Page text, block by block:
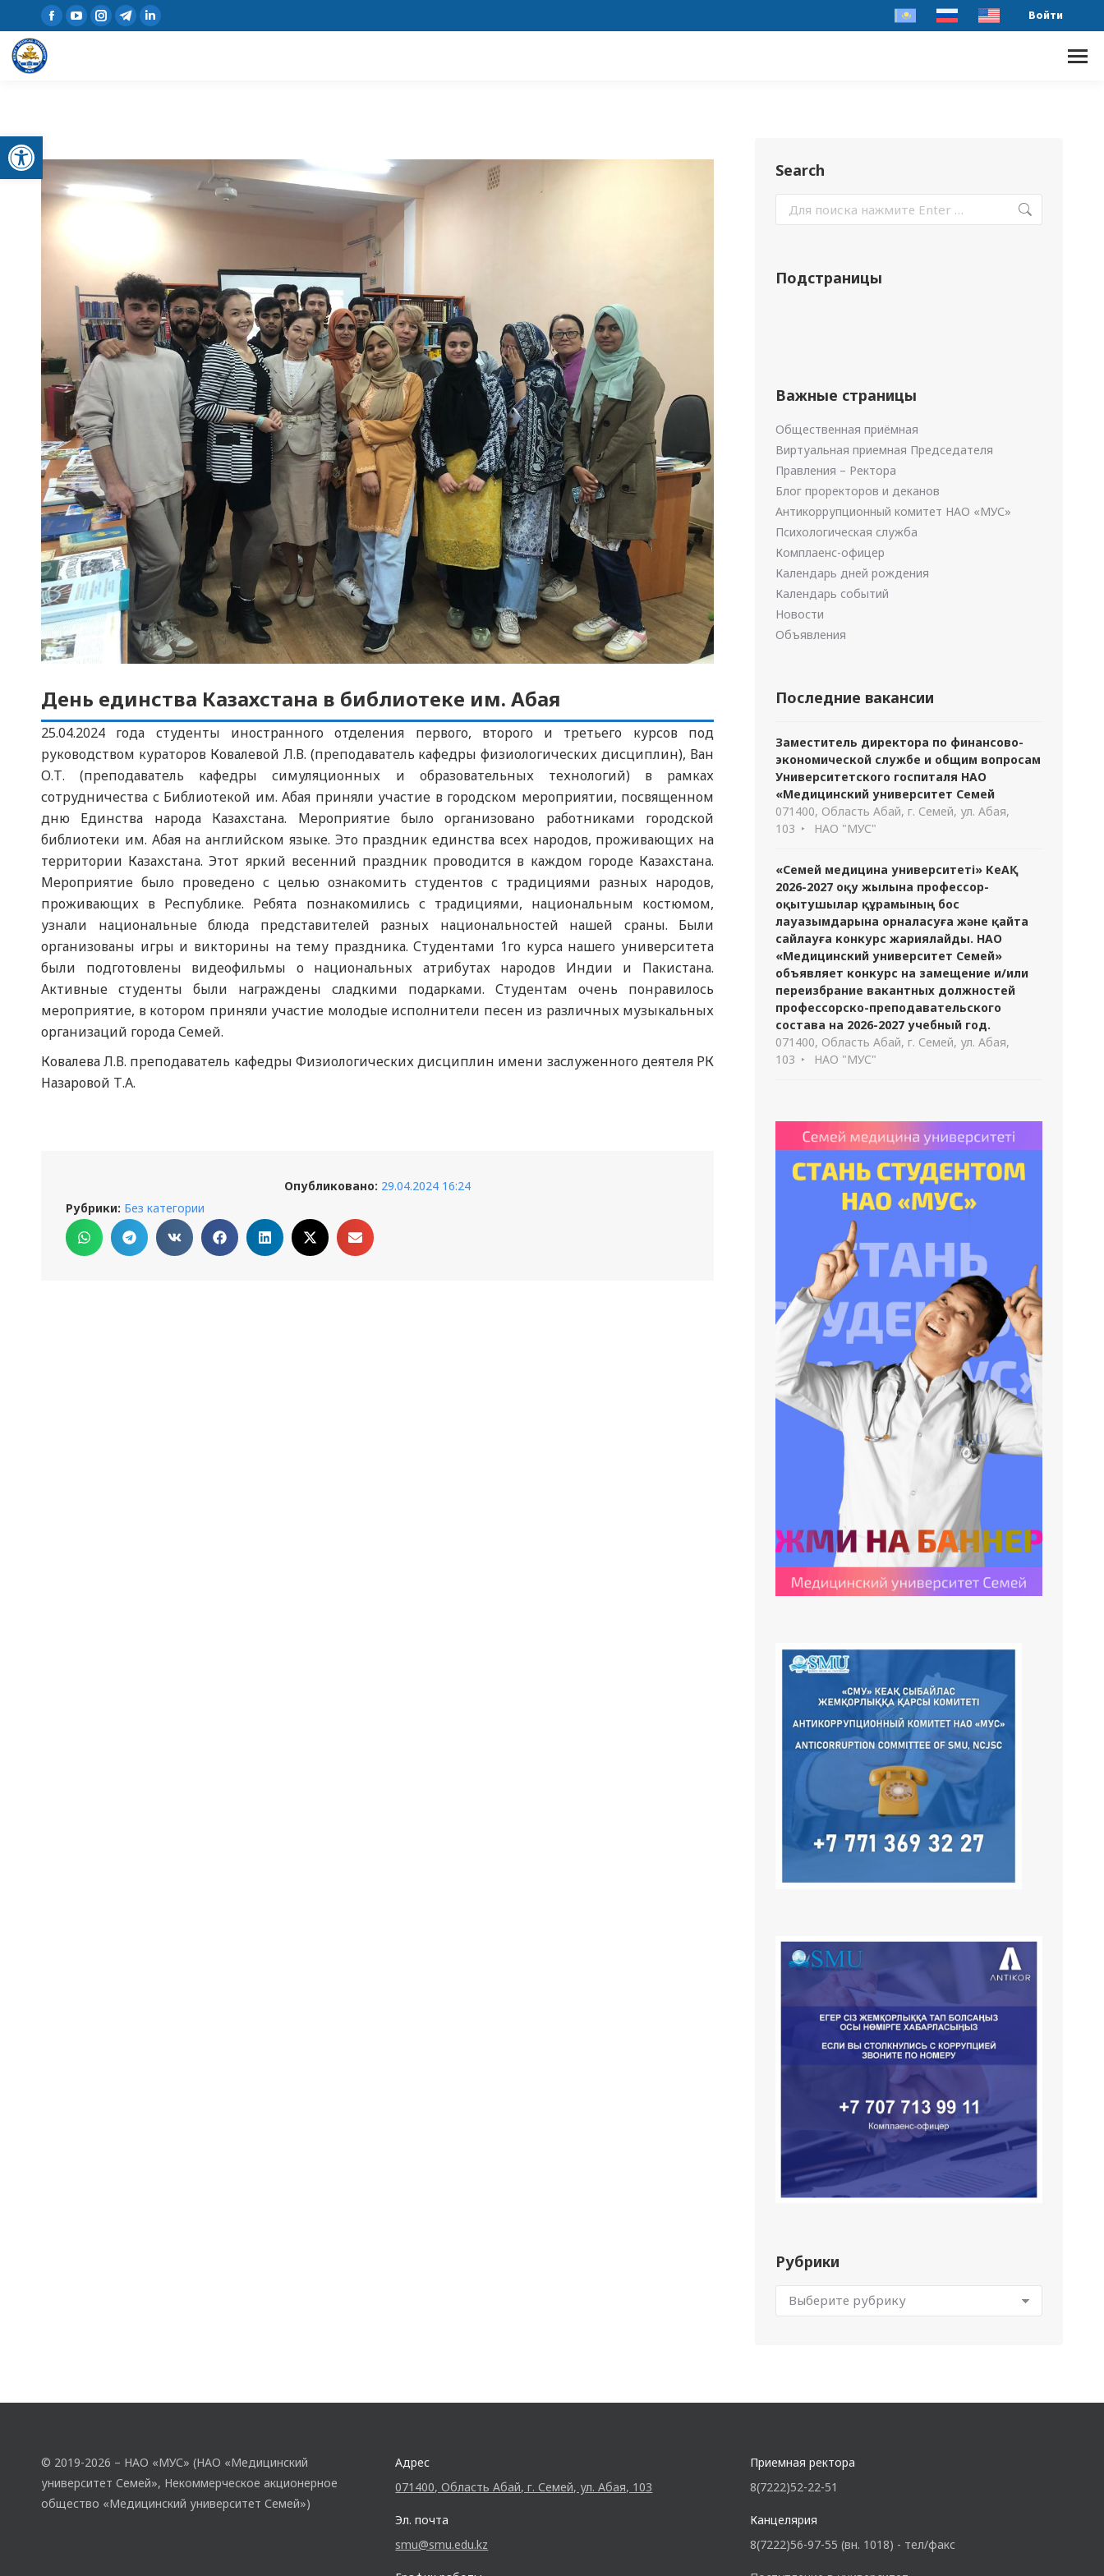
Открыть панель инструментов
Войти
День единства Казахстана в библиотеке им. Абая
25.04.2024 года студенты иностранного отделения первого, второго и третьего курсов под
руководством кураторов Ковалевой Л.В. (преподаватель кафедры физиологических дисциплин), Ван
О.Т. (преподаватель кафедры симуляционных и образовательных технологий) в рамках
сотрудничества с Библиотекой им. Абая приняли участие в городском мероприятии, посвященном
дню Единства народа Казахстана. Мероприятие было организовано работниками городской
библиотеки им. Абая на английском языке. Это праздник единства всех народов, проживающих на
территории Казахстана. Этот яркий весенний праздник проводится в каждом городе Казахстана.
Мероприятие было проведено с целью ознакомить студентов с традициями разных народов,
проживающих в Республике. Ребята познакомились с традициями, национальным костюмом,
узнали национальные блюда представителей разных национальностей нашей сраны. Были
организованы игры и викторины на тему праздника. Студентами 1го курса нашего университета
были подготовлены видеофильмы о национальных атрибутах народов Индии и Пакистана.
Активные студенты были награждены сладкими подарками. Студентам очень понравилось
мероприятие, в котором приняли участие молодые исполнители песен из различных музыкальных
организаций города Семей.
Ковалева Л.В. преподаватель кафедры Физиологических дисциплин имени заслуженного деятеля РК
Назаровой Т.А.
Опубликовано: 29.04.2024 16:24
Рубрики: Без категории
Search
Подстраницы
Важные страницы
Общественная приёмная
Виртуальная приемная Председателя
Правления – Ректора
Блог проректоров и деканов
Антикоррупционный комитет НАО «МУС»
Психологическая служба
Комплаенс-офицер
Календарь дней рождения
Календарь событий
Новости
Объявления
Последние вакансии
Заместитель директора по финансово-
экономической службе и общим вопросам
Университетского госпиталя НАО
«Медицинский университет Семей
071400, Область Абай, г. Семей, ул. Абая,
103
НАО "МУС"
«Семей медицина университеті» КеАҚ
2026-2027 оқу жылына профессор-
оқытушылар құрамының бос
лауазымдарына орналасуға және қайта
сайлауға конкурс жариялайды. НАО
«Медицинский университет Семей»
объявляет конкурс на замещение и/или
переизбрание вакантных должностей
профессорско-преподавательского
состава на 2026-2027 учебный год.
071400, Область Абай, г. Семей, ул. Абая,
103
НАО "МУС"
Рубрики
© 2019-2026 – НАО «МУС» (НАО «Медицинский
университет Семей», Некоммерческое акционерное
общество «Медицинский университет Семей»)
Адрес
071400, Область Абай, г. Семей, ул. Абая, 103
Эл. почта
smu@smu.edu.kz
Приемная ректора
8(7222)52-22-51
Канцелярия
8(7222)56-97-55 (вн. 1018) - тел/факс